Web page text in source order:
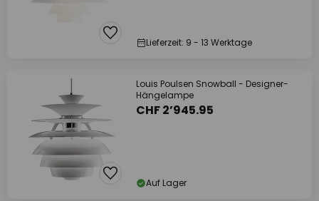
Lieferzeit: 9 - 13 Werktage
Louis Poulsen Snowball - Designer-
Hängelampe
CHF 2’945.95
Auf Lager